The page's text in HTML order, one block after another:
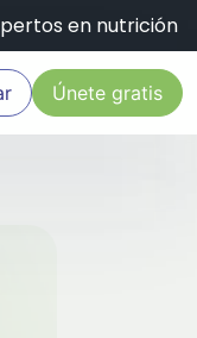
en nutrición
Únete gratis